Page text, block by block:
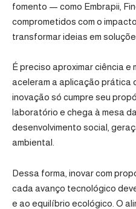
fomento — como Embrapii,
comprometidos com o
transformar ideias em
É preciso aproximar ciência
aceleram a aplicação prática
inovação só cumpre seu
laboratório e chega à mesa
desenvolvimento social,
ambiental.
Dessa forma, inovar com
cada avanço tecnológico
e ao equilíbrio ecológico. O